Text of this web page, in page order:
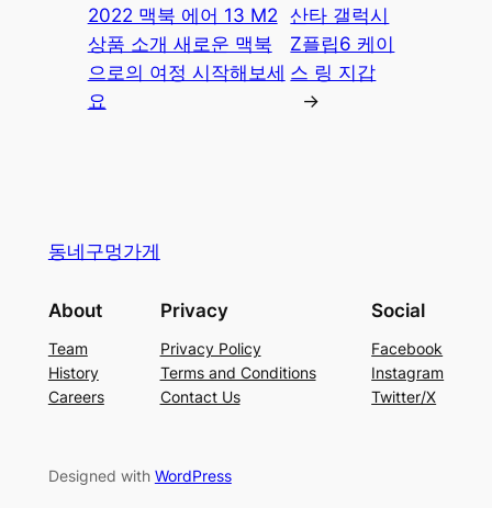
2022 맥북 에어 13 M2
상품 소개 새로운 맥북
으로의 여정 시작해보세
요
산타 갤럭시
Z플립6 케이
스 링 지갑
→
동네구멍가게
About
Team
History
Careers
Privacy
Privacy Policy
Terms and Conditions
Contact Us
Social
Facebook
Instagram
Twitter/X
Designed with WordPress